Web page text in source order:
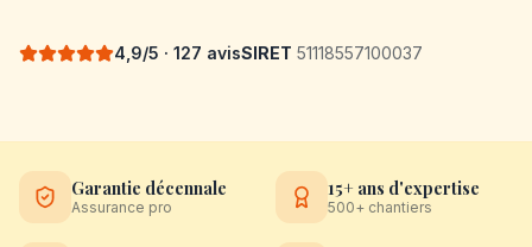
4,9/5 · 127 avisSIRET 51118557100037
Garantie décennale
Assurance pro
15+ ans d'expertise
500+ chantiers